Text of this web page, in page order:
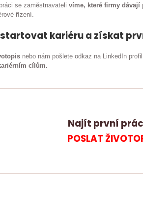
se zaměstnavatelivíme, které firmy
řízení.
kariéru a získat
nebo nám pošlete odkaz na LinkedIn
cílům.
Najít první
POSLAT